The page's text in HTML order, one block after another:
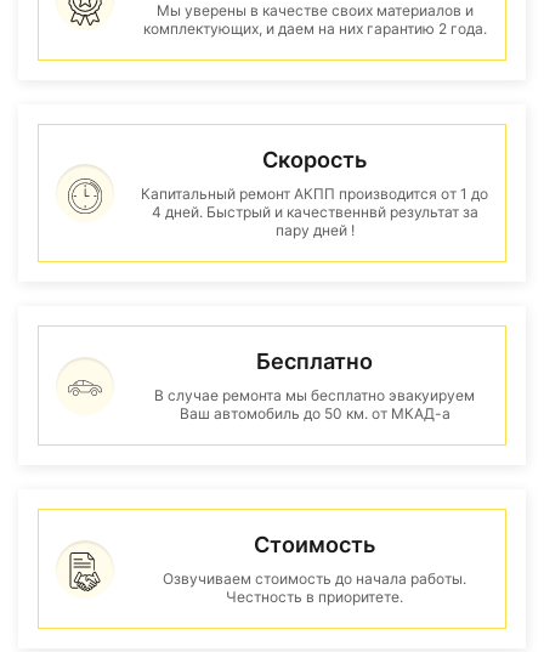
Мы уверены в качестве своих материалов и
комплектующих, и даем на них гарантию 2 года.
Скорость
Капитальный ремонт АКПП производится от 1 до
4 дней. Быстрый и качественнвй результат за
пару дней !
Бесплатно
В случае ремонта мы бесплатно эвакуируем
Ваш автомобиль до 50 км. от МКАД-а
Стоимость
Озвучиваем стоимость до начала работы.
Честность в приоритете.